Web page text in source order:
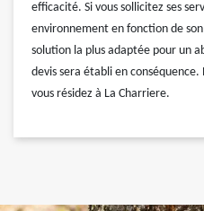
efficacité. Si vous sollicitez ses
environnement en fonction de
solution la plus adaptée pour un
devis sera établi en
vous résidez à La Charriere.